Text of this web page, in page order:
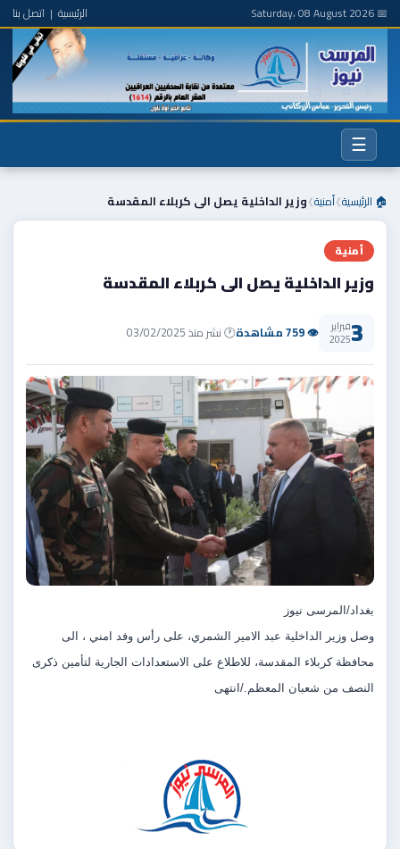
📅 Saturday، 08 August 2026 الرئيسية | اتصل بنا
☰
🏠 الرئيسية❯أمنية❯وزير الداخلية يصل الى كربلاء المقدسة
أمنية
وزير الداخلية يصل الى كربلاء المقدسة
3فبراير
2025 👁 759 مشاهدة 🕐 نشر منذ 03/02/2025
بغداد/المرسى نيوز
وصل وزير الداخلية عبد الامير الشمري، على رأس وفد امني ، الى
محافظة كربلاء المقدسة، للاطلاع على الاستعدادات الجارية لتأمين ذكرى
النصف من شعبان المعظم./انتهى